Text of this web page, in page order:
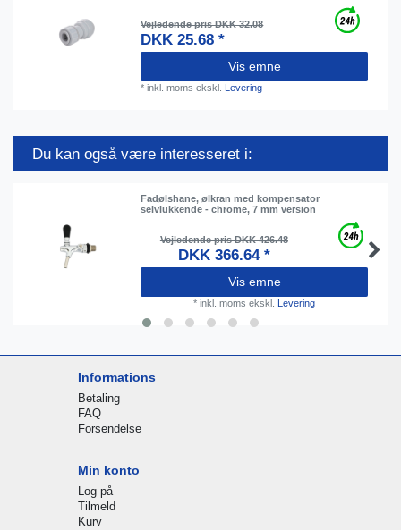
Vejledende pris DKK 32.08
DKK 25.68 *
Vis emne
*inkl. moms ekskl. Levering
Du kan også være interesseret i:
Fadølshane, ølkran med kompensator
selvlukkende - chrome, 7 mm version
Vejledende pris DKK 426.48
DKK 366.64 *
Vis emne
* inkl. moms ekskl. Levering
Informations
Betaling
FAQ
Forsendelse
Min konto
Log på
Tilmeld
Kurv